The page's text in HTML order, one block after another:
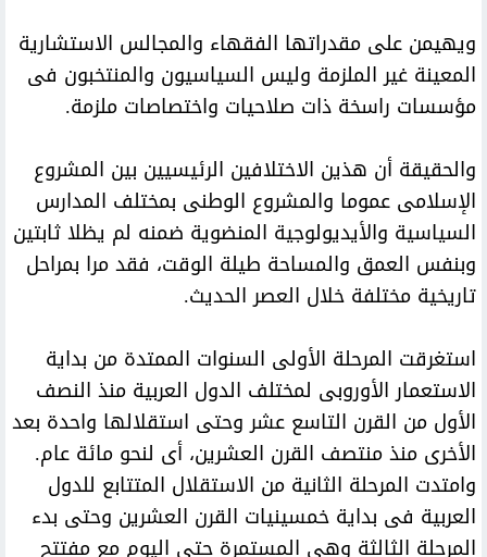
ويهيمن على مقدراتها الفقهاء والمجالس الاستشارية
المعينة غير الملزمة وليس السياسيون والمنتخبون فى
مؤسسات راسخة ذات صلاحيات واختصاصات ملزمة.
والحقيقة أن هذين الاختلافين الرئيسيين بين المشروع
الإسلامى عموما والمشروع الوطنى بمختلف المدارس
السياسية والأيديولوجية المنضوية ضمنه لم يظلا ثابتين
وبنفس العمق والمساحة طيلة الوقت، فقد مرا بمراحل
تاريخية مختلفة خلال العصر الحديث.
استغرقت المرحلة الأولى السنوات الممتدة من بداية
الاستعمار الأوروبى لمختلف الدول العربية منذ النصف
الأول من القرن التاسع عشر وحتى استقلالها واحدة بعد
الأخرى منذ منتصف القرن العشرين، أى لنحو مائة عام.
وامتدت المرحلة الثانية من الاستقلال المتتابع للدول
العربية فى بداية خمسينيات القرن العشرين وحتى بدء
المرحلة الثالثة وهى المستمرة حتى اليوم مع مفتتح